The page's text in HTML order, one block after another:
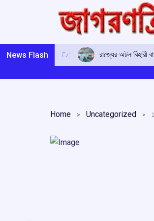
News Flash রাজ্যের অটল বিহারী
Home Uncategorized